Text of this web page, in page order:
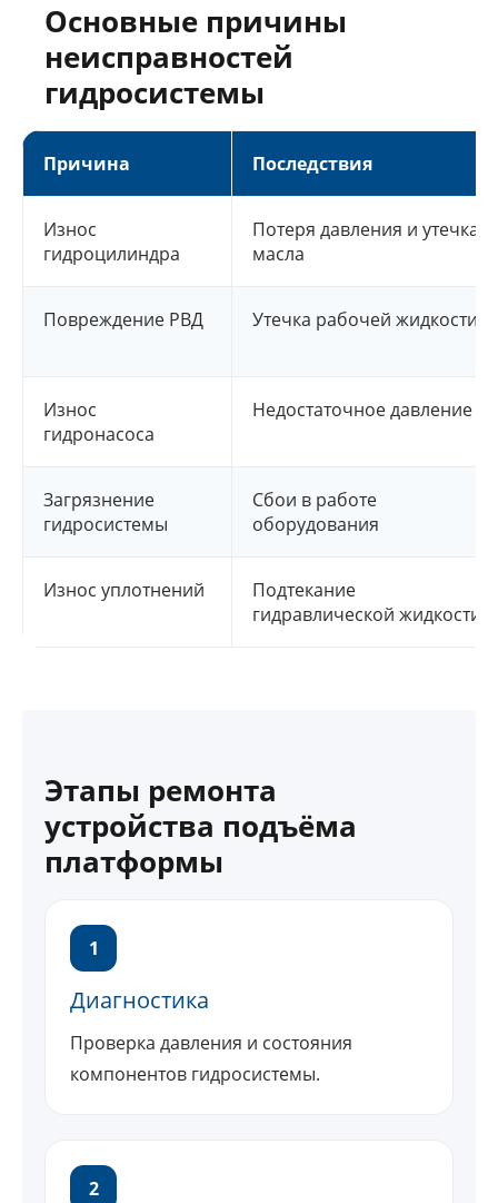
Основные причины
неисправностей
гидросистемы
Причина Последствия
Износ
гидроцилиндра
Потеря давления и утечка
масла
Повреждение РВД Утечка рабочей жидкости
Износ
гидронасоса
Недостаточное давление
Загрязнение
гидросистемы
Сбои в работе
оборудования
Износ уплотнений
Подтекание
гидравлической жидкости
Этапы ремонта
устройства подъёма
платформы
1
Диагностика
Проверка давления и состояния
компонентов гидросистемы.
2